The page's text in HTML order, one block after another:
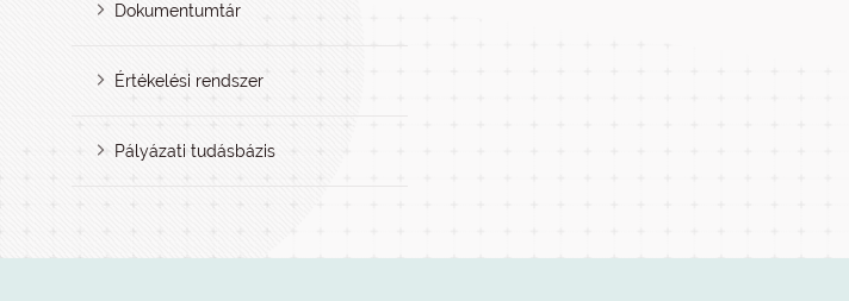
Dokumentumtár
Értékelési rendszer
Pályázati tudásbázis